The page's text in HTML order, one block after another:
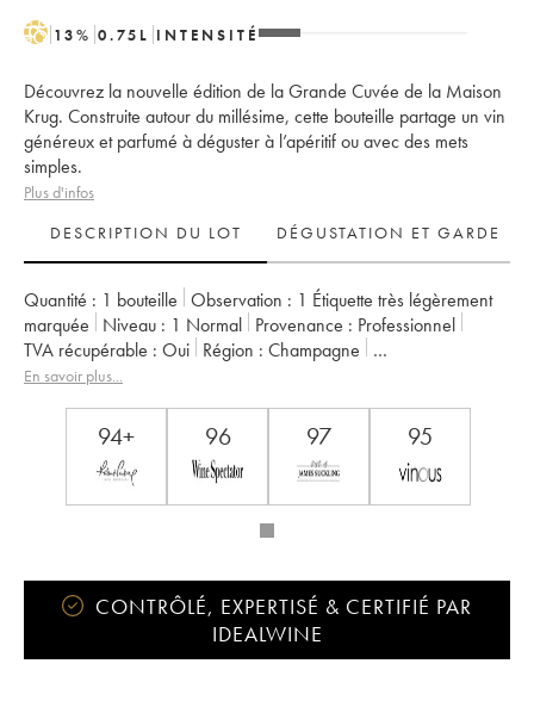
H 13% 0.75 L INTENSITÉ
Découvrez la nouvelle édition de la Grande Cuvée de la Maison
Krug. Construite autour du millésime, cette bouteille partage un vin
généreux et parfumé à déguster à l’apéritif ou avec des mets
simples.
Plus d'infos
DESCRIPTION DU LOT
DÉGUSTATION ET GARDE
Quantité : 1 bouteille Observation : 1 Étiquette très légèrement
marquée
Niveau : 1 Normal Provenance :
professionnel
TVA récupérable :
oui Région :
Champagne
Appellation :
En savoir plus...
94+ 96 97 95
CONTRÔLÉ, EXPERTISÉ & CERTIFIÉ PAR
IDEALWINE